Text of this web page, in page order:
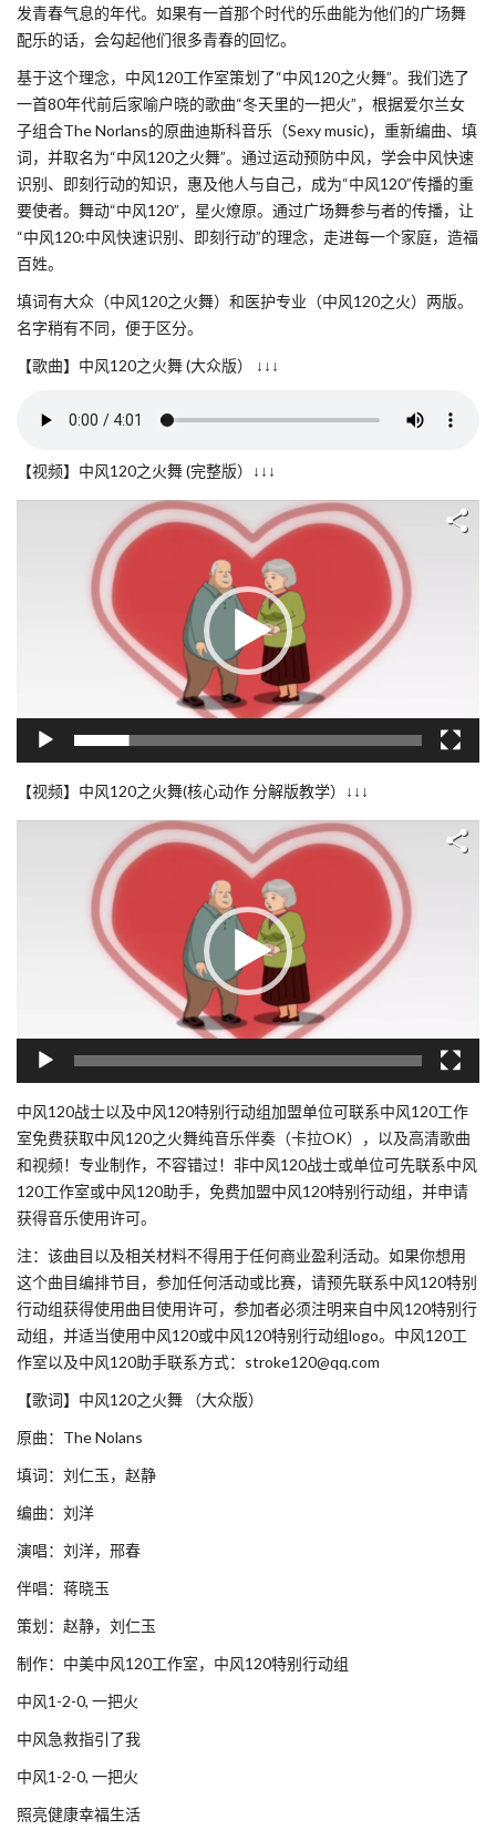
发青春气息的年代。如果有一首那个时代的乐曲能为他们的广场舞
配乐的话，会勾起他们很多青春的回忆。
基于这个理念，中风120工作室策划了“中风120之火舞”。我们选了
一首80年代前后家喻户晓的歌曲“冬天里的一把火”，根据爱尔兰女
子组合The Norlans的原曲迪斯科音乐（Sexy music)，重新编曲、填
词，并取名为“中风120之火舞”。通过运动预防中风，学会中风快速
识别、即刻行动的知识，惠及他人与自己，成为“中风120”传播的重
要使者。舞动“中风120”，星火燎原。通过广场舞参与者的传播，让
“中风120:中风快速识别、即刻行动”的理念，走进每一个家庭，造福
百姓。
填词有大众（中风120之火舞）和医护专业（中风120之火）两版。
名字稍有不同，便于区分。
【歌曲】中风120之火舞 (大众版）
↓↓↓
【视频】中风120之火舞 (完整版）↓↓↓
【视频】中风120之火舞(核心动作 分解版教学）↓↓↓
中风120战士以及中风120特别行动组加盟单位可联系中风120工作
室免费获取中风120之火舞纯音乐伴奏（卡拉OK），以及高清歌曲
和视频！专业制作，不容错过！非中风120战士或单位可先联系中风
120工作室或中风120助手，免费加盟中风120特别行动组，并申请
获得音乐使用许可。
注：该曲目以及相关材料不得用于任何商业盈利活动。如果你想用
这个曲目编排节目，参加任何活动或比赛，请预先联系中风120特别
行动组获得使用曲目使用许可，参加者必须注明来自中风120特别行
动组，并适当使用中风120或中风120特别行动组logo。中风120工
作室以及中风120助手联系方式：stroke120@qq.com
【歌词】中风120之火舞 （大众版）
原曲：The Nolans
填词：刘仁玉，赵静
编曲：刘洋
演唱：刘洋，邢春
伴唱：蒋晓玉
策划：赵静，刘仁玉
制作：中美中风120工作室，中风120特别行动组
中风1-2-0, 一把火
中风急救指引了我
中风1-2-0, 一把火
照亮健康幸福生活